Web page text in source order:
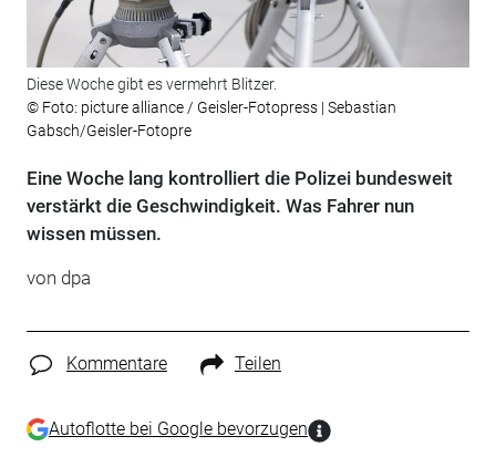
Diese Woche gibt es vermehrt Blitzer.
© Foto: picture alliance / Geisler-Fotopress | Sebastian
Gabsch/Geisler-Fotopre
Eine Woche lang kontrolliert die Polizei bundesweit
verstärkt die Geschwindigkeit. Was Fahrer nun
wissen müssen.
von dpa
Kommentare Teilen
Autoflotte bei Google bevorzugen